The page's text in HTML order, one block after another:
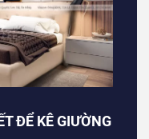
ĐỂ KÊ GIƯỜNG